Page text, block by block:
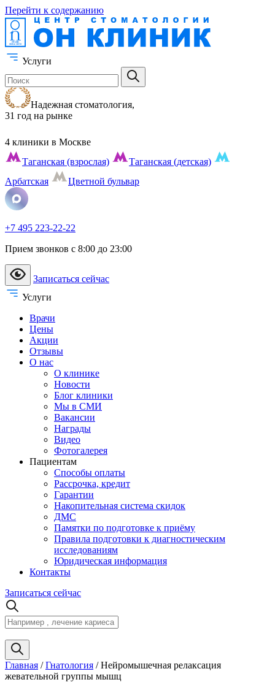
Перейти к содержанию
Услуги
Надежная стоматология,
31 год на рынке
4 клиники в Москве
Таганская (взрослая)
Таганская (детская)
Арбатская
Цветной бульвар
+7 495 223-22-22
Прием звонков с 8:00 до 23:00
Записаться сейчас
Услуги
Врачи
Цены
Акции
Отзывы
О нас
О клинике
Новости
Блог клиники
Мы в СМИ
Вакансии
Награды
Видео
Фотогалерея
Пациентам
Способы оплаты
Рассрочка, кредит
Гарантии
Накопительная система скидок
ДМС
Памятки по подготовке к приёму
Правила подготовки к диагностическим
исследованиям
Юридическая информация
Контакты
Записаться сейчас
Главная /Гнатология /Нейромышечная релаксация
жевательной группы мышц